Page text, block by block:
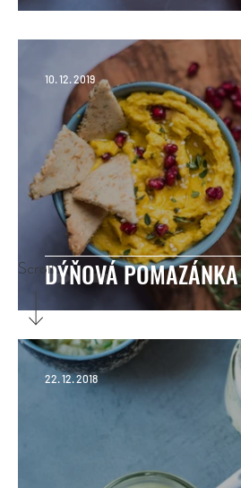
ScrollDÝŇOVÁ POMAZÁNKA
10. 12. 2019
22. 12. 2018